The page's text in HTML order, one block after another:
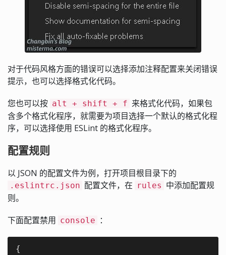
对于代码风格方面的错误可以选择添加注释配置来关闭错误
提示，也可以选择格式化代码。
您也可以按 alt + shift + f 来格式化代码，如果包
含多个格式化程序，就需要为项目选择一个默认的格式化程
序，可以选择使用 ESLint 的格式化程序。
配置规则
以 JSON 的配置文件为例，打开项目根目录下的
.eslintrc.json 配置文件，在 rules 中添加配置规
则。
下面配置禁用 console ：
{